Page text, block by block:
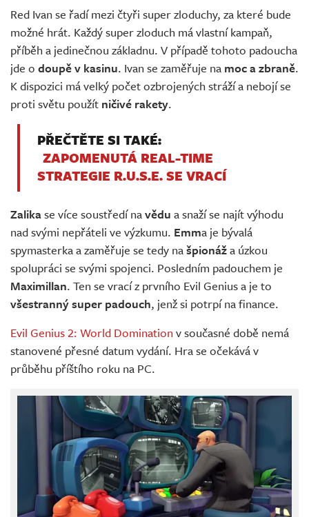
Red Ivan se řadí mezi čtyři super zloduchy, za které bude
možné hrát. Každý super zloduch má vlastní kampaň,
příběh a jedinečnou základnu. V případě tohoto padoucha
jde o doupě v kasinu. Ivan se zaměřuje na moc a zbraně.
K dispozici má velký počet ozbrojených stráží a nebojí se
proti světu použít ničivé rakety.
PŘEČTĚTE SI TAKÉ:
ZAPOMENUTÁ REAL-TIME
STRATEGIE R.U.S.E. SE VRACÍ
Zalikase více soustředí navědu a snaží se najít výhodu
nad svými nepřáteli ve výzkumu. Emma je bývalá
spymasterka a zaměřuje se tedy našpionáža úzkou
spolupráci se svými spojenci. Posledním padouchem je
Maximillan. Ten se vrací z prvního Evil Genius a je to
všestranný super padouch, jenž si potrpí na finance.
Evil Genius 2: World Domination v současné době nemá
stanovené přesné datum vydání. Hra se očekává v
průběhu příštího roku na PC.